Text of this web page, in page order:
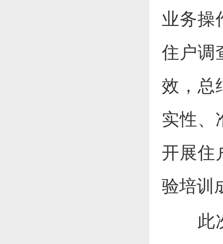
业务操
住户调
效，总
实性、
开展住
验培训
此次